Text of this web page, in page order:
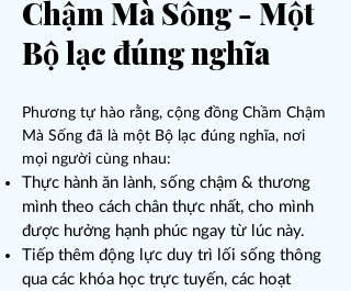
Chậm Mà Sống - Một
Bộ lạc đúng nghĩa
Phương tự hào rằng, cộng đồng Chầm Chậm
Mà Sống đã là một Bộ lạc đúng nghĩa, nơi
mọi người cùng nhau:
Thực hành ăn lành, sống chậm & thương
mình theo cách chân thực nhất, cho mình
được hưởng hạnh phúc ngay từ lúc này.
Tiếp thêm động lực duy trì lối sống thông
qua các khóa học trực tuyến, các hoạt